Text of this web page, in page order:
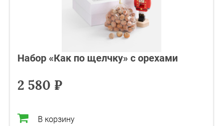
Набор «Как по щелчку» с орехами
2 580 ₽
В корзину